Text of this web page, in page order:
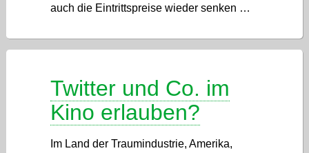
auch die Eintrittspreise wieder senken …
Twitter und Co. im
Kino erlauben?
Im Land der Traumindustrie, Amerika,